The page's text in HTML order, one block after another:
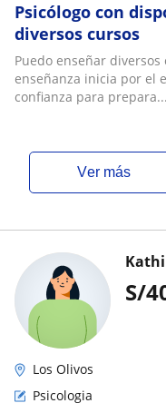
Psicólogo con
diversos cursos
Puedo enseñar
enseñanza inicia por el
confianza para prepara...
ver más
S/
Los Olivos
Psicologia